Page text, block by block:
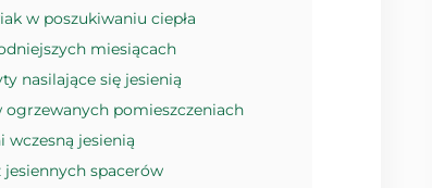
w poszukiwaniu ciepła
miesiącach
nasilające się jesienią
pomieszczeniach
wczesną jesienią
jesiennych spacerów